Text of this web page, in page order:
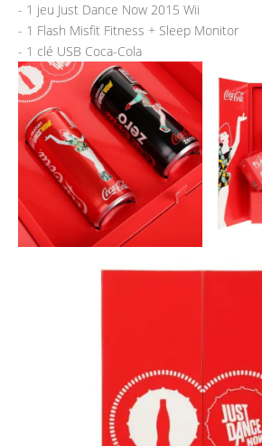
- 1 jeu Just Dance Now 2015 Wii
- 1 Flash Misfit Fitness + Sleep Monitor
- 1 clé USB Coca-Cola